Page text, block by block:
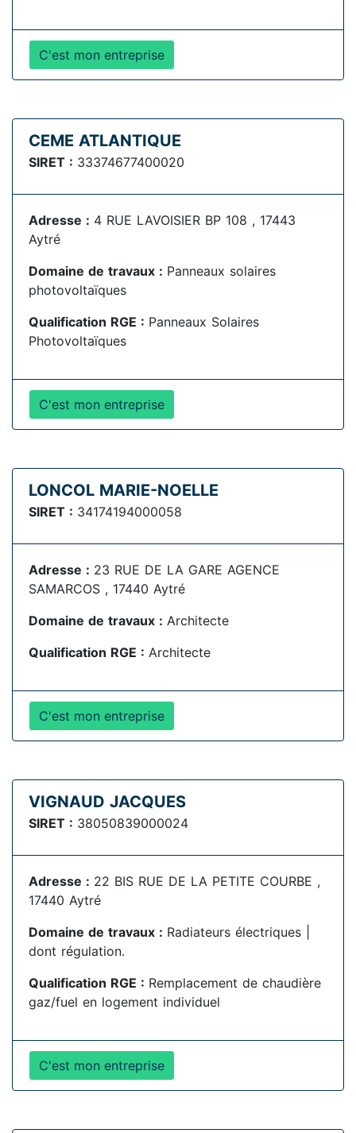
C'est mon entreprise
CEME ATLANTIQUE
SIRET : 33374677400020
Adresse : 4 RUE LAVOISIER BP 108 , 17443
Aytré
Domaine de travaux : Panneaux solaires
photovoltaïques
Qualification RGE : Panneaux Solaires
Photovoltaïques
C'est mon entreprise
LONCOL MARIE-NOELLE
SIRET : 34174194000058
Adresse : 23 RUE DE LA GARE AGENCE
SAMARCOS , 17440 Aytré
Domaine de travaux : Architecte
Qualification RGE : Architecte
C'est mon entreprise
VIGNAUD JACQUES
SIRET : 38050839000024
Adresse : 22 BIS RUE DE LA PETITE COURBE ,
17440 Aytré
Domaine de travaux : Radiateurs électriques |
dont régulation.
Qualification RGE : Remplacement de chaudière
gaz/fuel en logement individuel
C'est mon entreprise